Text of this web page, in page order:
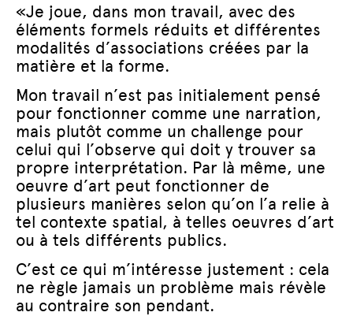
«Je joue, dans mon travail, avec des
éléments formels réduits et différentes
modalités d’associations créées par la
matière et la forme.
Mon travail n’est pas initialement pensé
pour fonctionner comme une narration,
mais plutôt comme un challenge pour
celui qui l’observe qui doit y trouver sa
propre interprétation. Par là même, une
oeuvre d’art peut fonctionner de
plusieurs manières selon qu’on l’a relie à
tel contexte spatial, à telles oeuvres d’art
ou à tels différents publics.
C’est ce qui m’intéresse justement : cela
ne règle jamais un problème mais révèle
au contraire son pendant.